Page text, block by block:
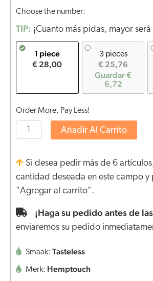
Choose the number:
TIP: ¡Cuanto más pidas, mayor
1 piece
€ 28,00
3 pieces
€ 25,76
Guardar €
6,72
Order More, Pay Less!
Añadir Al Carrito
Si desea pedir más de 6
cantidad deseada en este campo y
"Agregar al carrito".
¡Haga su pedido antes de
enviaremos su pedido
Smaak: Tasteless
Merk: Hemptouch